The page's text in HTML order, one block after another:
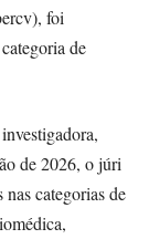
foi
de
de 2026, o júri
categorias de